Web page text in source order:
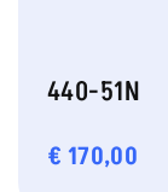
440-51N
€ 170,00